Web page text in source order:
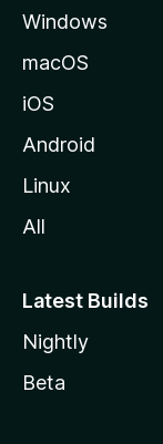
Windows
macOS
iOS
Android
Linux
All
Latest Builds
Nightly
Beta